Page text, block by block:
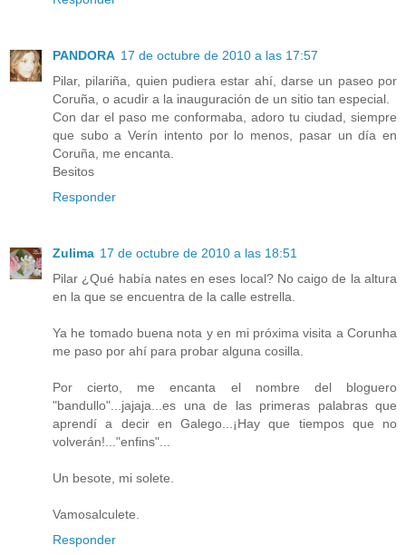
PANDORA 17 de octubre de 2010 a las 17:57
Pilar, pilariña, quien pudiera estar ahí, darse un paseo por
Coruña, o acudir a la inauguración de un sitio tan especial.
Con dar el paso me conformaba, adoro tu ciudad, siempre
que subo a Verín intento por lo menos, pasar un día en
Coruña, me encanta.
Besitos
Responder
Zulima 17 de octubre de 2010 a las 18:51
Pilar ¿Qué había nates en eses local? No caigo de la altura
en la que se encuentra de la calle estrella.
Ya he tomado buena nota y en mi próxima visita a Corunha
me paso por ahí para probar alguna cosilla.
Por cierto, me encanta el nombre del bloguero
"bandullo"...jajaja...es una de las primeras palabras que
aprendí a decir en Galego...¡Hay que tiempos que no
volverán!..."enfins"...
Un besote, mi solete.
Vamosalculete.
Responder